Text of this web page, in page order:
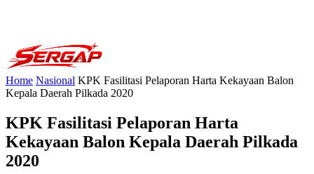
Home Nasional KPK Fasilitasi Pelaporan Harta Kekayaan Balon
Kepala Daerah Pilkada 2020
KPK Fasilitasi Pelaporan Harta
Kekayaan Balon Kepala Daerah Pilkada
2020